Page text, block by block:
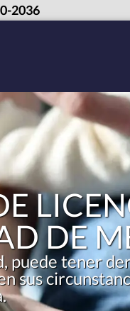
2036
DE
puede tener
sus